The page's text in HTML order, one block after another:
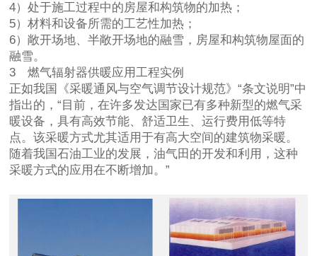
4）处于施工过程中的房屋和构筑物的加热；
5）材料和设备所需的工艺性加热；
6）敞开场地、半敞开场地的融雪，房屋和构筑物屋面的
融雪。
3 燃气辐射器供暖应用工程实例
正如我国《采暖通风与空气调节设计规范》“条文说明”中
指出的，“目前，在许多发达国家已有多种新型的燃气采
暖设备，具有高效节能、舒适卫生、运行费用低等特
点。该采暖方式尤其适用于有高大空间的建筑物采暖。
随着我国石油工业的发展，油气田的开发和利用，这种
采暖方式的应用在不断增加。”